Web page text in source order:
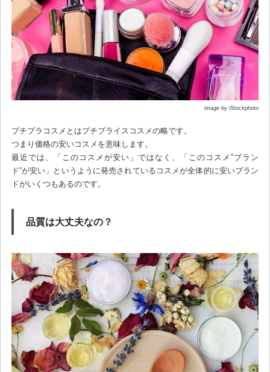
image by iStockphoto
プチプラコスメとはプチプライスコスメの略です。
つまり価格の安いコスメを意味します。
最近では、「このコスメが安い」ではなく、「このコスメ”ブラン
ド”が安い」というように発売されているコスメが全体的に安いブラン
ドがいくつもあるのです。
品質は大丈夫なの？